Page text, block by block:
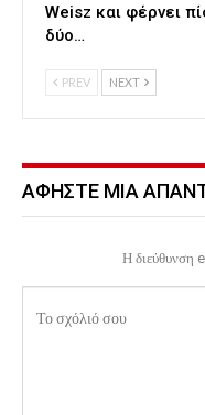
Weisz και φέρνει
δύο…
PREV NEXT
ΑΦΉΣΤΕ ΜΙΑ
Η διεύθυνση